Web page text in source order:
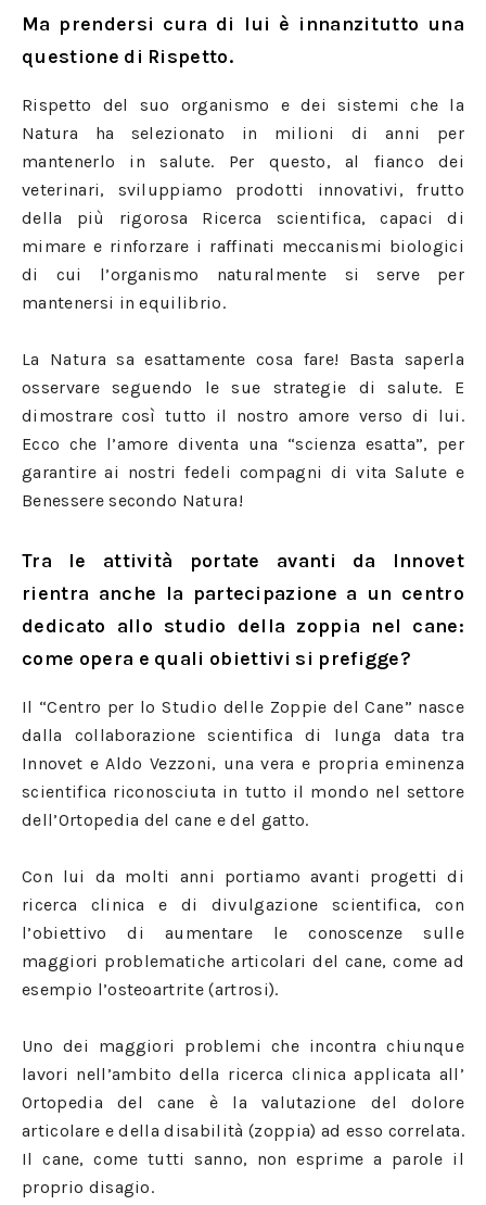
Ma prendersi cura di lui è innanzitutto una
questione di Rispetto.
Rispetto del suo organismo e dei sistemi che la
Natura ha selezionato in milioni di anni per
mantenerlo in salute. Per questo, al fianco dei
veterinari, sviluppiamo prodotti innovativi, frutto
della più rigorosa Ricerca scientifica, capaci di
mimare e rinforzare i raffinati meccanismi biologici
di cui l’organismo naturalmente si serve per
mantenersi in equilibrio.
La Natura sa esattamente cosa fare! Basta saperla
osservare seguendo le sue strategie di salute. E
dimostrare così tutto il nostro amore verso di lui.
Ecco che l’amore diventa una “scienza esatta”, per
garantire ai nostri fedeli compagni di vita Salute e
Benessere secondo Natura!
Tra le attività portate avanti da Innovet
rientra anche la partecipazione a un centro
dedicato allo studio della zoppia nel cane:
come opera e quali obiettivi si prefigge?
Il “Centro per lo Studio delle Zoppie del Cane” nasce
dalla collaborazione scientifica di lunga data tra
Innovet e Aldo Vezzoni, una vera e propria eminenza
scientifica riconosciuta in tutto il mondo nel settore
dell’Ortopedia del cane e del gatto.
Con lui da molti anni portiamo avanti progetti di
ricerca clinica e di divulgazione scientifica, con
l’obiettivo di aumentare le conoscenze sulle
maggiori problematiche articolari del cane, come ad
esempio l’osteoartrite (artrosi).
Uno dei maggiori problemi che incontra chiunque
lavori nell’ambito della ricerca clinica applicata all’
Ortopedia del cane è la valutazione del dolore
articolare e della disabilità (zoppia) ad esso correlata.
Il cane, come tutti sanno, non esprime a parole il
proprio disagio.